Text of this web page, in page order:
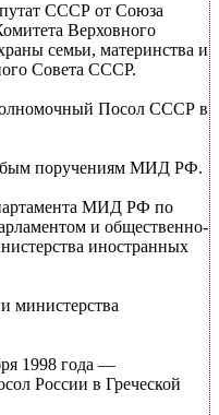
СССР от Союза
Верховного
семьи, материнства и
Совета СССР.
Посол СССР в
поручениям МИД РФ.
МИД РФ по
и общественно-
иностранных
министерства
1998 года —
России в Греческой